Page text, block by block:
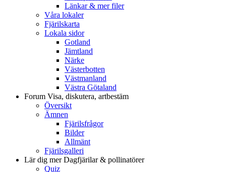
Länkar & mer filer
Våra lokaler
Fjärilskarta
Lokala sidor
Gotland
Jämtland
Närke
Västerbotten
Västmanland
Västra Götaland
Forum Visa, diskutera, artbestäm
Översikt
Ämnen
Fjärilsfrågor
Bilder
Allmänt
Fjärilsgalleri
Lär dig merDagfjärilar & pollinatörer
Quiz